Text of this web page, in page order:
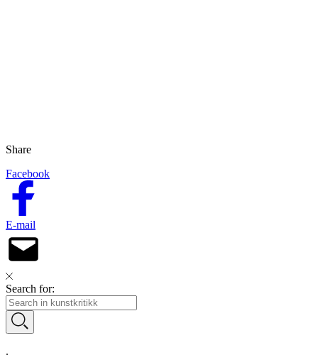
Share
Facebook
E-mail
Search for:
.